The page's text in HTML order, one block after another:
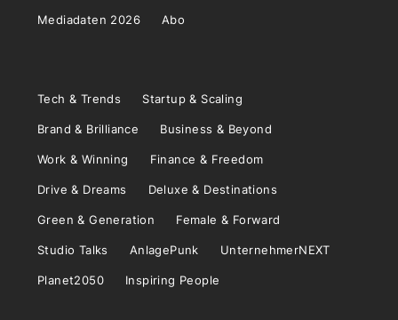
Mediadaten 2026 Abo
Tech & Trends Startup & Scaling
Brand & Brilliance Business & Beyond
Work & Winning Finance & Freedom
Drive & Dreams Deluxe & Destinations
Green & Generation Female & Forward
Studio Talks AnlagePunk UnternehmerNEXT
Planet2050 Inspiring People